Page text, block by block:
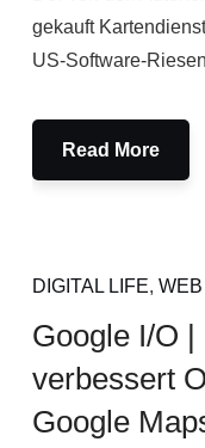
gekauft
US-Software-
Read More
DIGITAL LIFE, WEB
Google I/O
verbessert
Google